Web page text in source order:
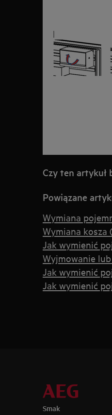
Czy ten artykuł
Powiązane
Wymiana
Wymiana kosza
Jak wymienić
Wyjmowanie
Jak wymienić
Jak wymienić
Smak